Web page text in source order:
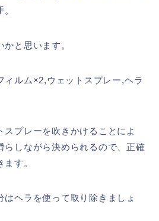
と思います。
ィルム×2,ウェットスプレー,ヘラ
プレーを吹きかけることによ
らしながら決められるので、正確
す。
はヘラを使って取り除きましょ